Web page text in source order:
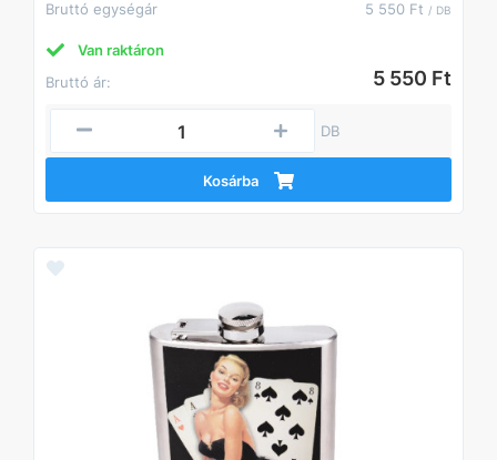
Bruttó egységár 5 550 Ft / DB
Van raktáron
Bruttó ár:
5 550 Ft
DB
Kosárba